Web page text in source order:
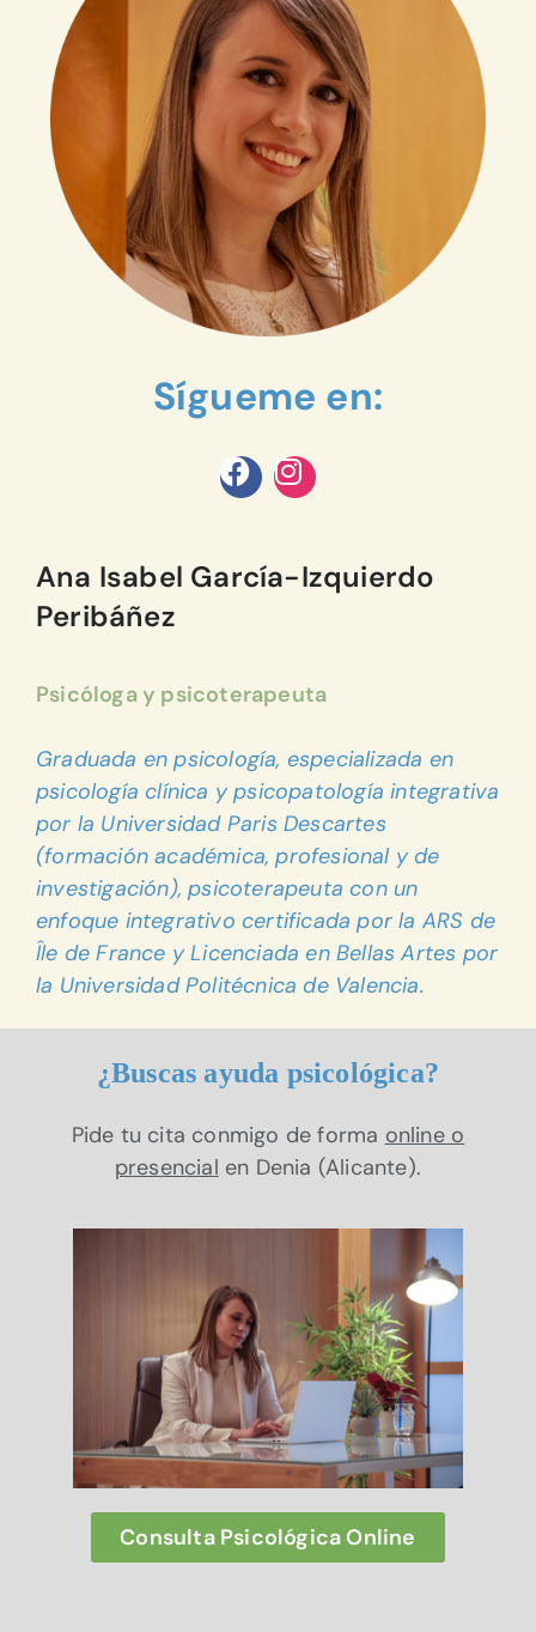
Sígueme en:
Ana Isabel García-Izquierdo
Peribáñez
Psicóloga y psicoterapeuta
Graduada en psicología, especializada en
psicología clínica y psicopatología integrativa
por la Universidad Paris Descartes
(formación académica, profesional y de
investigación), psicoterapeuta con un
enfoque integrativo certificada por la ARS de
Île de France y Licenciada en Bellas Artes por
la Universidad Politécnica de Valencia.
¿Buscas ayuda psicológica?
Pide tu cita conmigo de forma online o
presencial en Denia (Alicante).
Consulta Psicológica Online